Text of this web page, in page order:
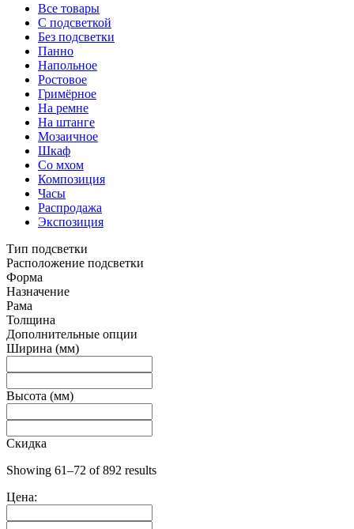
Все товары
С подсветкой
Без подсветки
Панно
Напольное
Ростовое
Гримёрное
На ремне
На штанге
Мозаичное
Шкаф
Со мхом
Композиция
Часы
Распродажа
Экспозиция
Тип подсветки
Расположение подсветки
Форма
Назначение
Рама
Толщина
Дополнительные опции
Ширина (мм)
Высота (мм)
Скидка
Showing 61–72 of 892 results
Цена: